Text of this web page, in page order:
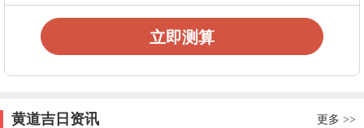
立即测算
黄道吉日资讯 更多 >>